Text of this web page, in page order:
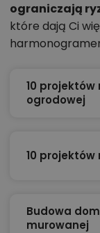
ograniczają
które dają Ci
10
ogrodowej
10
Budowa
murowanej